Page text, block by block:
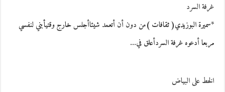
غرفة السرد
*سميرة البوزيدي( ثقافات )من دون أن أتعمد شيئاأجلس خارج وقتيأبني لنفسي
مربعا أدعوه غرفة السردأعلق في…
الخط على البياض